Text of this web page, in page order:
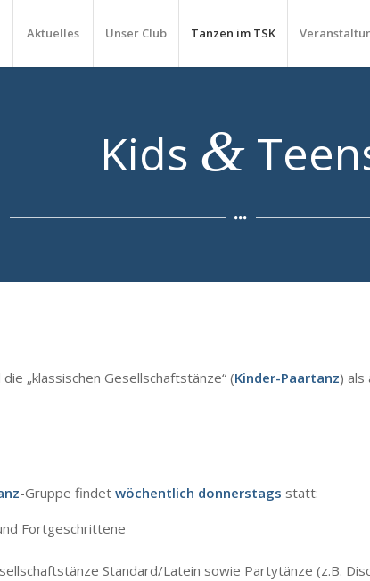
Aktuelles Unser Club Tanzen im TSK
Kids &
„klassischen Gesellschaftstänze“ (Kinder-Paartanz) als
-Gruppe findet wöchentlich donnerstags statt:
Fortgeschrittene
Standard/Latein sowie Partytänze (z.B.